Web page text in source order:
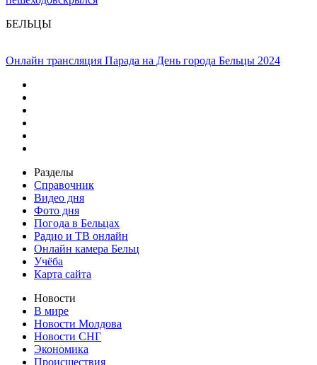
БЕЛЬЦЫ
Онлайн трансляция Парада на День города Бельцы 2024
Разделы
Справочник
Видео дня
Фото дня
Погода в Бельцах
Радио и ТВ онлайн
Онлайн камера Бельц
Учёба
Карта сайта
Новости
В мире
Новости Молдова
Новости СНГ
Экономика
Происшествия